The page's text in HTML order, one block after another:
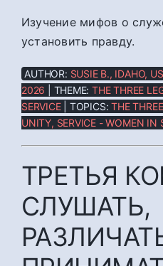
Изучение мифов о
установить правду.
AUTHOR: SUSIE B., IDAHO,
2026 | THEME:THE THREE
SERVICE| TOPICS:THE
UNITY, SERVICE - WOMEN IN
ТРЕТЬЯ
СЛУШАТЬ,